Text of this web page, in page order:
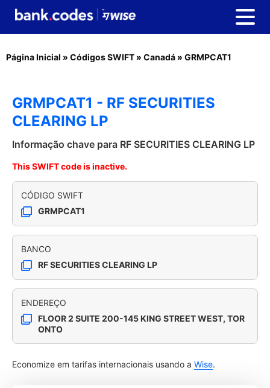
Página Inicial » Códigos SWIFT » Canadá » GRMPCAT1
GRMPCAT1 - RF SECURITIES
CLEARING LP
Informação chave para RF SECURITIES CLEARING LP
This SWIFT code is inactive.
CÓDIGO SWIFT
GRMPCAT1
BANCO
RF SECURITIES CLEARING LP
ENDEREÇO
FLOOR 2 SUITE 200-145 KING STREET WEST, TOR
ONTO
Economize em tarifas internacionais usando a Wise.